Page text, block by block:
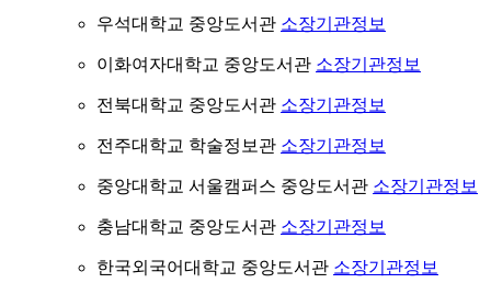
우석대학교 중앙도서관 소장기관정보
이화여자대학교 중앙도서관 소장기관정보
전북대학교 중앙도서관 소장기관정보
전주대학교 학술정보관 소장기관정보
중앙대학교 서울캠퍼스 중앙도서관 소장기관정보
충남대학교 중앙도서관 소장기관정보
한국외국어대학교 중앙도서관 소장기관정보